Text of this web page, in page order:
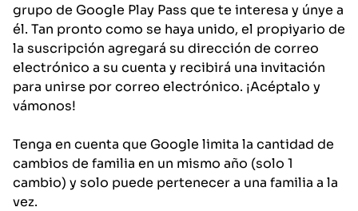
grupo de Google Play Pass que te interesa y únye a
él. Tan pronto como se haya unido, el propiyario de
la suscripción agregará su dirección de correo
electrónico a su cuenta y recibirá una invitación
para unirse por correo electrónico. ¡Acéptalo y
vámonos!
Tenga en cuenta que Google limita la cantidad de
cambios de familia en un mismo año (solo 1
cambio) y solo puede pertenecer a una familia a la
vez.